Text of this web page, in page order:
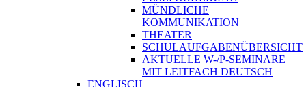
MÜNDLICHE
KOMMUNIKATION
THEATER
SCHULAUFGABENÜBERSICHT
AKTUELLE W-/P-SEMINARE
MIT LEITFACH DEUTSCH
ENGLISCH